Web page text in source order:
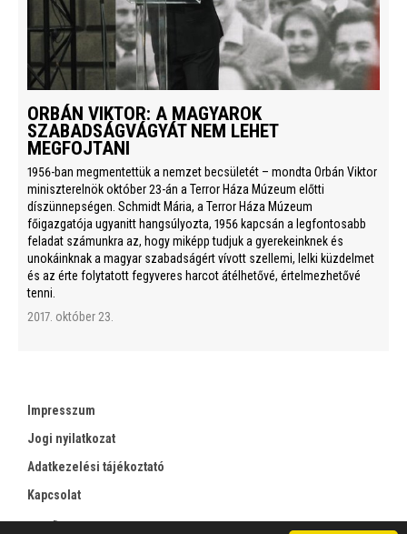
ORBÁN VIKTOR: A MAGYAROK
SZABADSÁGVÁGYÁT NEM LEHET
MEGFOJTANI
1956-ban megmentettük a nemzet becsületét – mondta Orbán Viktor
miniszterelnök október 23-án a Terror Háza Múzeum előtti
díszünnepségen. Schmidt Mária, a Terror Háza Múzeum
főigazgatója ugyanitt hangsúlyozta, 1956 kapcsán a legfontosabb
feladat számunkra az, hogy miképp tudjuk a gyerekeinknek és
unokáinknak a magyar szabadságért vívott szellemi, lelki küzdelmet
és az érte folytatott fegyveres harcot átélhetővé, értelmezhetővé
tenni.
2017. október 23.
Impresszum
Jogi nyilatkozat
Adatkezelési tájékoztató
Kapcsolat